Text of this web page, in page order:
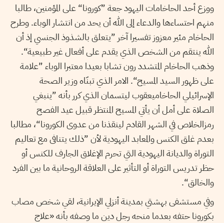
ووزع أحد الحاخامات اليهود جعة ”كورونا“ على المؤمنين، طالبا
منهم احتساءها والدعاء إلى الله أن يحد من انتشار الوباء. وطرح
الحاخام مئير معزوز تفسيرا آخر ”يتعلق بالشذوذ الجنسي إذ أن
الله ينتقم من الشخص الذي يقدم على أفعال غير طبيعية“.
وذهب الحاخام المتشدد رون تشابا بعيدا معتبرا الوباء ”علامة
على ظهور السيد المسيح“. الامر الذي تبنّاه وزير الصحة
الإسرائيلي الحاخاميعقوب ليتسمان الذي كرر بأنه ”ينبغي
الصلاة على أمل أن يأتي المسيح المنتظر قبيل عيد الفصح
رمزالخلاص في الشهر القادم لينقذنا من عدوى الكورونا“، مطالبا
بعدم غلق الكنس والمعابد اليهودية لأن ”ذلك يتنافى مع تعاليم
التوراة والديانة اليهودية التي تحرم الإغلاق الجارف للكنس أو
حظر تدريس التوراة أو التأثير على العلاقة الروحانية ما بين الفرد
والخالق“.
وفي مستشفى بهشتي بمدينة أنزلي الإيرانية، لقي شخص مصاب
بكورونا حتفه بعدما منحه رجل دين ما وصفه بأنه «علاج